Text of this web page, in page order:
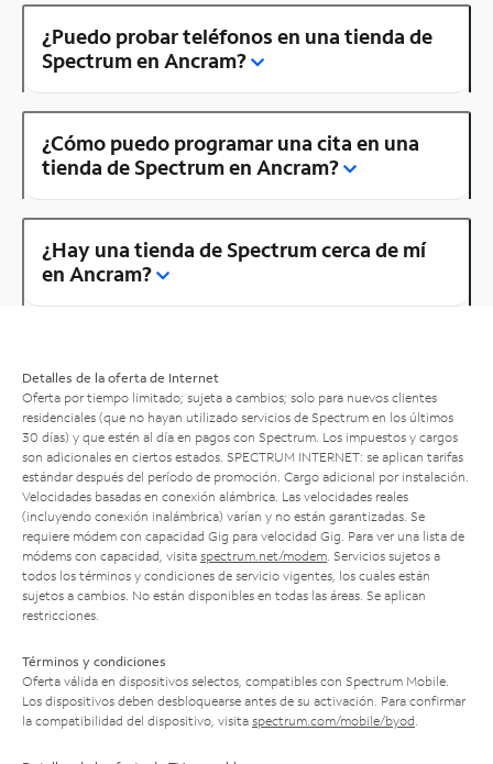
¿Puedo probar teléfonos en una tienda de
Spectrum en Ancram?
¿Cómo puedo programar una cita en una
tienda de Spectrum en Ancram?
¿Hay una tienda de Spectrum cerca de mí
en Ancram?
Detalles de la oferta de Internet
Oferta por tiempo limitado; sujeta a cambios; solo para nuevos clientes
residenciales (que no hayan utilizado servicios de Spectrum en los últimos
30 días) y que estén al día en pagos con Spectrum. Los impuestos y cargos
son adicionales en ciertos estados. SPECTRUM INTERNET: se aplican tarifas
estándar después del período de promoción. Cargo adicional por instalación.
Velocidades basadas en conexión alámbrica. Las velocidades reales
(incluyendo conexión inalámbrica) varían y no están garantizadas. Se
requiere módem con capacidad Gig para velocidad Gig. Para ver una lista de
módems con capacidad, visita spectrum.net/modem . Servicios sujetos a
todos los términos y condiciones de servicio vigentes, los cuales están
sujetos a cambios. No están disponibles en todas las áreas. Se aplican
restricciones.
Términos y condiciones
Oferta válida en dispositivos selectos, compatibles con Spectrum Mobile.
Los dispositivos deben desbloquearse antes de su activación. Para confirmar
la compatibilidad del dispositivo, visita spectrum.com/mobile/byod